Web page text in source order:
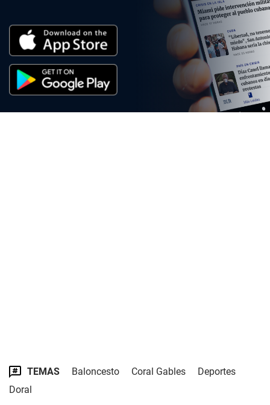
TEMAS Baloncesto Coral Gables
Deportes
Doral